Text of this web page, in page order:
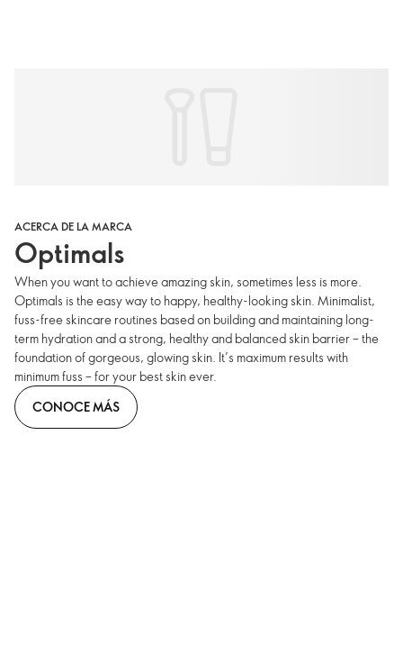
ACERCA DE LA MARCA
Optimals
When you want to achieve amazing skin, sometimes less is more.
Optimals is the easy way to happy, healthy-looking skin. Minimalist,
fuss-free skincare routines based on building and maintaining long-
term hydration and a strong, healthy and balanced skin barrier – the
foundation of gorgeous, glowing skin. It’s maximum results with
minimum fuss – for your best skin ever.
CONOCE MÁS